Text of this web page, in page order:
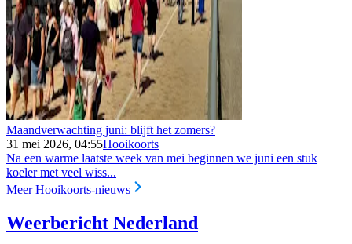
Maandverwachting juni: blijft het zomers?
31 mei 2026, 04:55Hooikoorts
Na een warme laatste week van mei beginnen we juni een stuk
koeler met veel wiss...
Meer Hooikoorts-nieuws
Weerbericht Nederland